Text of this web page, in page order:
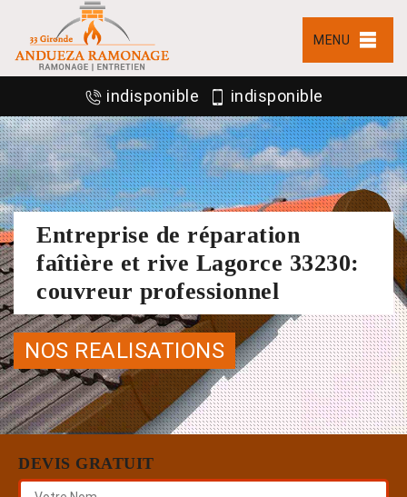
MENU
indisponible indisponible
Entreprise de réparation
faîtière et rive Lagorce 33230:
couvreur professionnel
NOS REALISATIONS
DEVIS GRATUIT